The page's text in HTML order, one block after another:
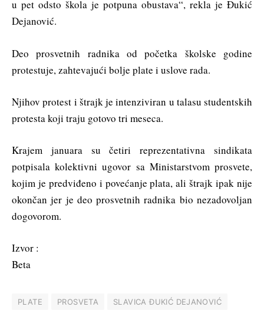
u pet odsto škola je potpuna obustava“, rekla je Đukić
Dejanović.
Deo prosvetnih radnika od početka školske godine
protestuje, zahtevajući bolje plate i uslove rada.
Njihov protest i štrajk je intenziviran u talasu studentskih
protesta koji traju gotovo tri meseca.
Krajem januara su četiri reprezentativna sindikata
potpisala kolektivni ugovor sa Ministarstvom prosvete,
kojim je predviđeno i povećanje plata, ali štrajk ipak nije
okončan jer je deo prosvetnih radnika bio nezadovoljan
dogovorom.
Izvor :
Beta
PLATE PROSVETA SLAVICA ĐUKIĆ DEJANOVIĆ